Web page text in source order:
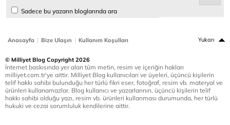
Sadece bu yazarın bloglarında ara
Anasayfa | Bize Ulaşın | Kullanım Koşulları Yukarı
© Milliyet Blog Copyright 2026
İnternet baskısında yer alan tüm metin, resim ve içeriğin hakları
milliyet.com.tr'ye aittir. Milliyet Blog kullanıcıları ve üyeleri, üçüncü kişilerin
telif hakkı sahibi bulunduğu her türlü fikri eser, fotoğraf, resim vb. materyal ve
ürünleri kullanamazlar. Blog kullanıcı ve yazarlarının, üçüncü kişilerin telif
hakkı sahibi olduğu yazı, resim vb. ürünleri kullanması durumunda, her türlü
hukuki ve cezai sorumluluk kendilerine aittir.